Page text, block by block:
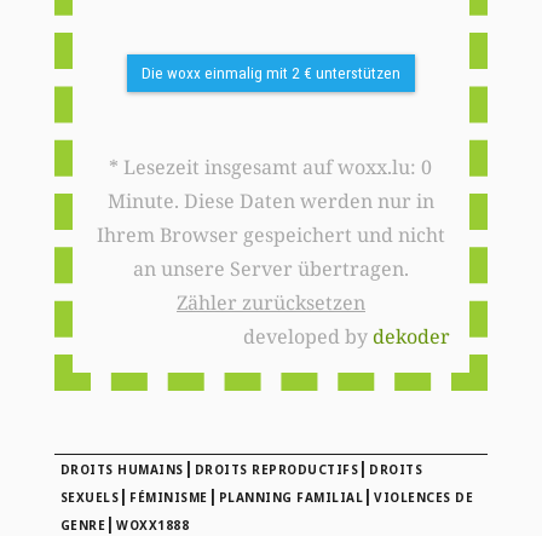
Die woxx einmalig mit 2 € unterstützen
* Lesezeit insgesamt auf woxx.lu: 0
Minute. Diese Daten werden nur in
Ihrem Browser gespeichert und nicht
an unsere Server übertragen.
Zähler zurücksetzen
developed bydekoder
DROITS HUMAINS | DROITS REPRODUCTIFS | DROITS
SEXUELS | FÉMINISME | PLANNING FAMILIAL |VIOLENCES DE
GENRE |WOXX1888